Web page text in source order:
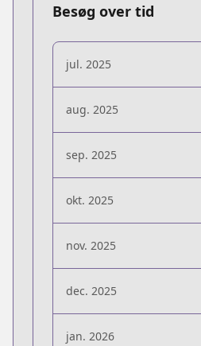
Besøg over tid
jul. 2025
aug. 2025
sep. 2025
okt. 2025
nov. 2025
dec. 2025
jan. 2026